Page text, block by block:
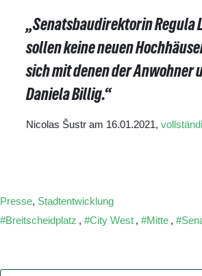
„Senatsbaudirektorin
sollen keine neuen
sich mit denen der
Daniela Billig.“
Nicolas Šustr am 16.01.2021,
Presse, Stadtentwicklung
Breitscheidplatz , City West , Mitte ,